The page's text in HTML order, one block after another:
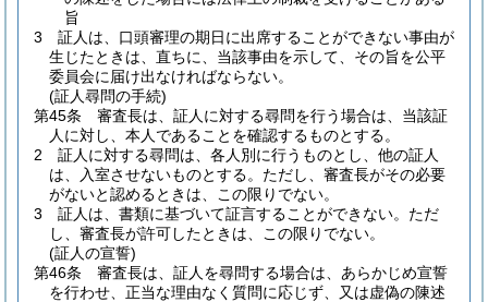
旨
3
証人は、口頭審理の期日に出席することができない事由が
生じたときは、直ちに、当該事由を示して、その旨を公平
委員会に届け出なければならない。
(証人尋問の手続)
第45条
審査長は、証人に対する尋問を行う場合は、当該証
人に対し、本人であることを確認するものとする。
2
証人に対する尋問は、各人別に行うものとし、他の証人
は、入室させないものとする。 ただし、審査長がその必要
がないと認めるときは、この限りでない。
3
証人は、書類に基づいて証言することができない。 ただ
し、審査長が許可したときは、この限りでない。
(証人の宣誓)
第46条
審査長は、証人を尋問する場合は、あらかじめ宣誓
を行わせ、正当な理由なく質問に応じず、又は虚偽の陳述